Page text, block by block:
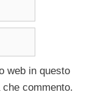
web in questo
commento.